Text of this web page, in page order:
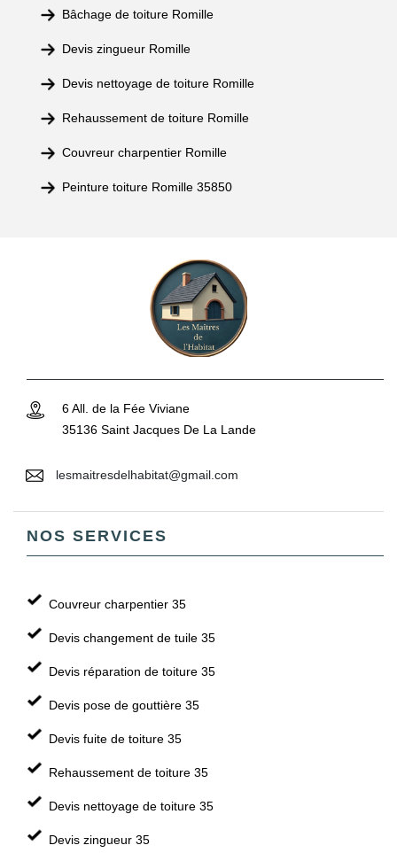
Bâchage de toiture Romille
Devis zingueur Romille
Devis nettoyage de toiture Romille
Rehaussement de toiture Romille
Couvreur charpentier Romille
Peinture toiture Romille 35850
6 All. de la Fée Viviane
35136 Saint Jacques De La Lande
lesmaitresdelhabitat@gmail.com
NOS SERVICES
Couvreur charpentier 35
Devis changement de tuile 35
Devis réparation de toiture 35
Devis pose de gouttière 35
Devis fuite de toiture 35
Rehaussement de toiture 35
Devis nettoyage de toiture 35
Devis zingueur 35